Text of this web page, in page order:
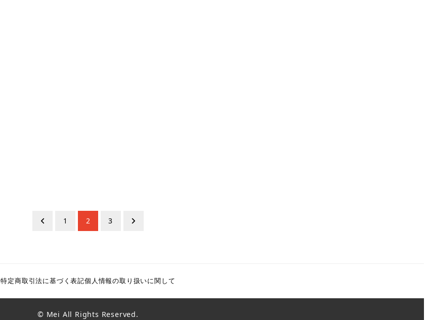
1 2 3
特定商取引法に基づく表記個人情報の取り扱いに関して
© Mei All Rights Reserved.